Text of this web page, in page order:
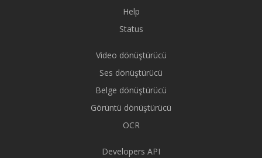
Help
Status
Video dönüştürücü
Ses dönüştürücü
Belge dönüştürücü
Görüntü dönüştürücü
OCR
Developers API